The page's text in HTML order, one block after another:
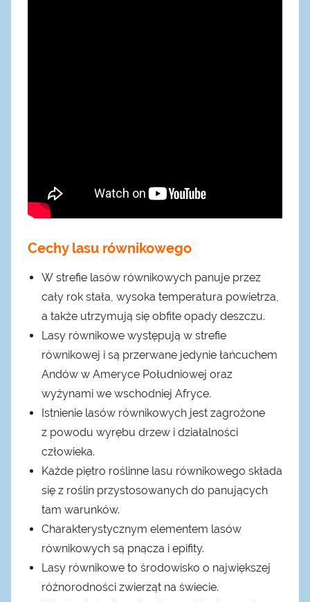
Cechy lasu równikowego
W strefie lasów równikowych panuje przez
cały rok stała, wysoka temperatura powietrza,
a także utrzymują się obfite opady deszczu.
Lasy równikowe występują w strefie
równikowej i są przerwane jedynie łańcuchem
Andów w Ameryce Południowej oraz
wyżynami we wschodniej Afryce.
Istnienie lasów równikowych jest zagrożone
z powodu wyrębu drzew i działalności
człowieka.
Każde piętro roślinne lasu równikowego składa
się z roślin przystosowanych do panujących
tam warunków.
Charakterystycznym elementem lasów
równikowych są pnącza i epifity.
Lasy równikowe to środowisko o największej
różnorodności zwierząt na świecie.